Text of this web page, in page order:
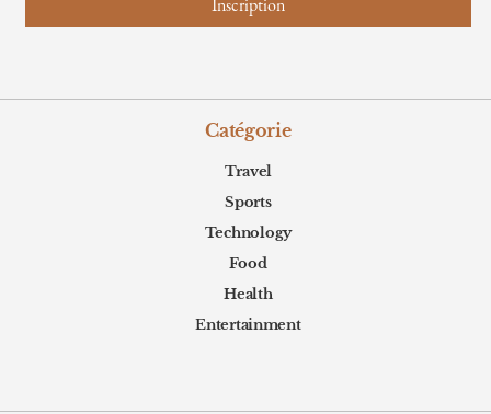
Catégorie
Travel
Sports
Technology
Food
Health
Entertainment